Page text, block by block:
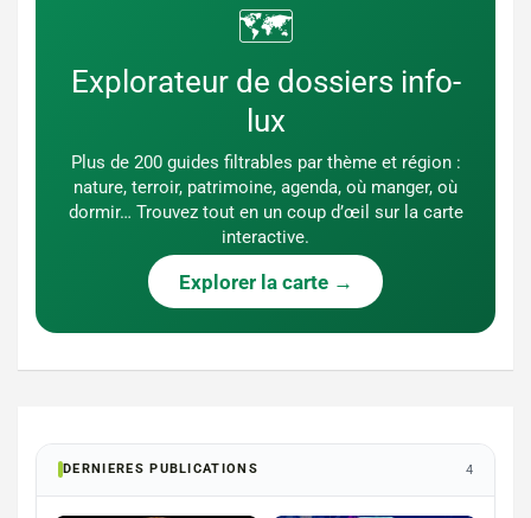
🗺️
Explorateur de dossiers info-
lux
Plus de 200 guides filtrables par thème et région :
nature, terroir, patrimoine, agenda, où manger, où
dormir… Trouvez tout en un coup d’œil sur la carte
interactive.
Explorer la carte →
DERNIERES PUBLICATIONS 4